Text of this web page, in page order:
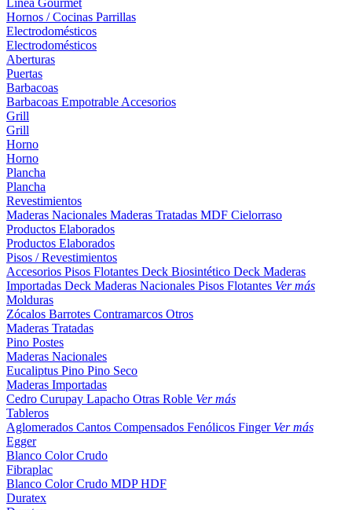
Línea Gourmet
Hornos / Cocinas Parrillas
Electrodomésticos
Electrodomésticos
Aberturas
Puertas
Barbacoas
Barbacoas Empotrable Accesorios
Grill
Grill
Horno
Horno
Plancha
Plancha
Revestimientos
Maderas Nacionales Maderas Tratadas MDF Cielorraso
Productos Elaborados
Productos Elaborados
Pisos / Revestimientos
Accesorios Pisos Flotantes Deck Biosintético Deck Maderas
Importadas Deck Maderas Nacionales Pisos Flotantes Ver más
Molduras
Zócalos Barrotes Contramarcos Otros
Maderas Tratadas
Pino Postes
Maderas Nacionales
Eucaliptus Pino Pino Seco
Maderas Importadas
Cedro Curupay Lapacho Otras Roble Ver más
Tableros
Aglomerados Cantos Compensados Fenólicos Finger Ver más
Egger
Blanco ColorCrudo
Fibraplac
Blanco ColorCrudo MDPHDF
Duratex